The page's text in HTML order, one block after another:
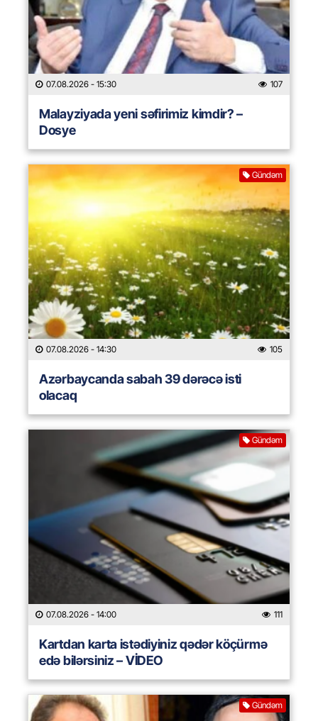
07.08.2026 - 15:30 107
Malayziyada yeni səfirimiz kimdir? –
Dosye
Gündəm
07.08.2026 - 14:30 105
Azərbaycanda sabah 39 dərəcə isti
olacaq
Gündəm
07.08.2026 - 14:00 111
Kartdan karta istədiyiniz qədər köçürmə
edə bilərsiniz – VİDEO
Gündəm